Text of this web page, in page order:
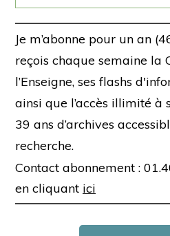
Je m’abonne pour un an
reçois chaque semaine la
l’Enseigne, ses flashs
ainsi que l’accès illimité à
39 ans d’archives
recherche.
Contact abonnement :
en cliquant ici